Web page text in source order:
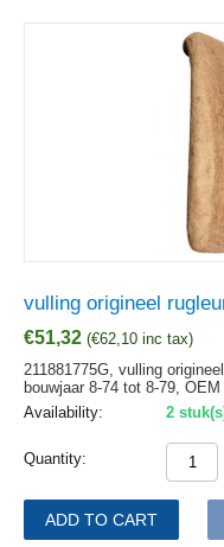
vulling origineel
€51,32 (€62,10 inc tax)
211881775G, vulling
bouwjaar 8-74 tot 8-79, OEM
Availability:
2
Quantity:
ADD TO CART